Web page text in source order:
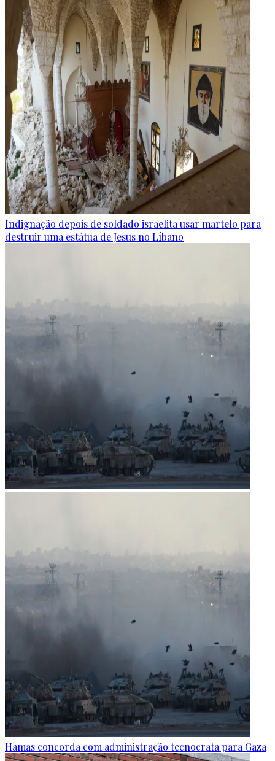
Indignação depois de soldado israelita usar martelo para
destruir uma estátua de Jesus no Líbano
Hamas concorda com administração tecnocrata para Gaza